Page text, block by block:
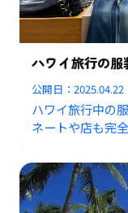
ハワイ旅行の服
公開日：2025.04.22
ハワイ旅行中の
ネートや店も完